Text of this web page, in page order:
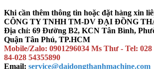
Khi cần thêm thông tin hoặc đặt hàng xin
CÔNG TY TNHH TM-DV ĐẠI ĐỒNG
Địa chỉ: 69 Đường B2, KCN Tân Bình,
Quận Tân Phú, TP.HCM
Mobile/Zalo: 0901296034 Ms Thư - Tel: 028
84-028 54355890
Email: service@daidongthanhmachine.com